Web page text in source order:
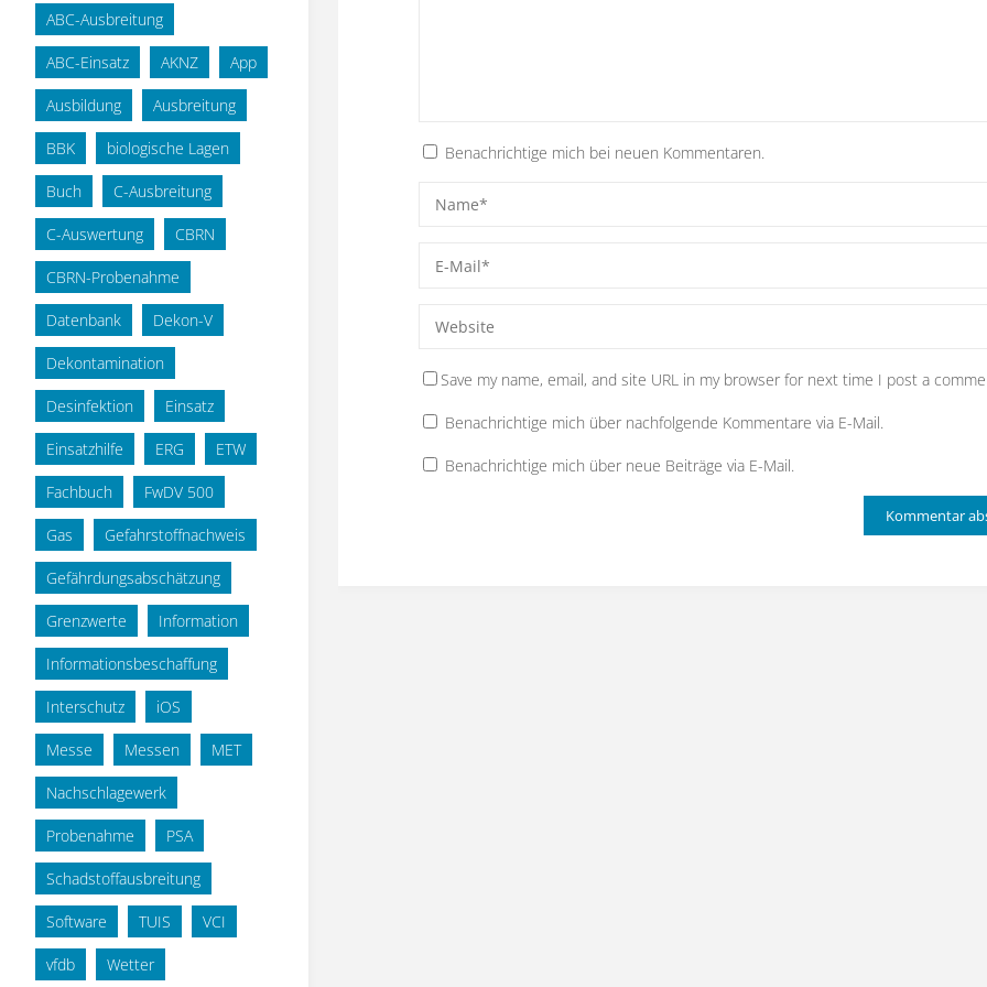
Benachrichtige mich bei neuen Kommentaren.
Save my name, email, and site URL in my browser for next time I post a
Benachrichtige mich über nachfolgende Kommentare via E-Mail.
Benachrichtige mich über neue Beiträge via E-Mail.
ABC-Ausbreitung
ABC-Einsatz AKNZ App
Ausbildung Ausbreitung
BBK biologische Lagen
Buch C-Ausbreitung
C-Auswertung CBRN
CBRN-Probenahme
Datenbank Dekon-V
Dekontamination
Desinfektion Einsatz
Einsatzhilfe ERG ETW
Fachbuch FwDV 500
Gas Gefahrstoffnachweis
Gefährdungsabschätzung
Grenzwerte Information
Informationsbeschaffung
Interschutz iOS
Messe Messen MET
Nachschlagewerk
Probenahme PSA
Schadstoffausbreitung
Software TUIS VCI
vfdb Wetter